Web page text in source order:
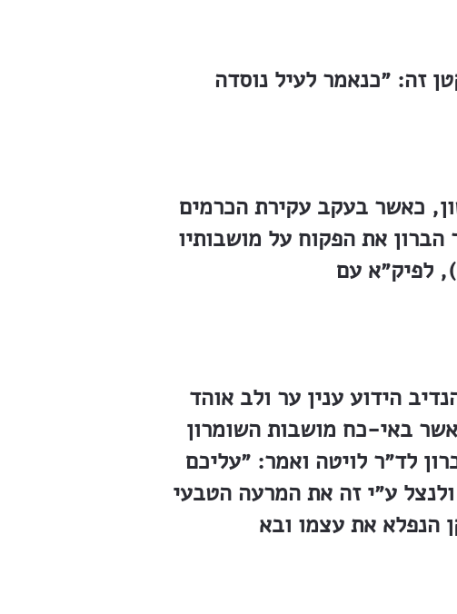
זה: ״כנאמר לעיל נוסדה
כאשר בעקב עקירת הכרמים
לכפר קטנטן של 7 אכרים. אז מסר הברון את הפקוח על מושבותיו
לפיק״א עם
הידוע ענין ער ולב אוהד
של בת־שלמה. ככה למשל בתחילת הקיץ 1925, כאשר באי-כח מושבות השומרון
לד״ר לויטה ואמר: ״עליכם
ע״י זה את המרעה הטבעי
הנפלא את עצמו ובא